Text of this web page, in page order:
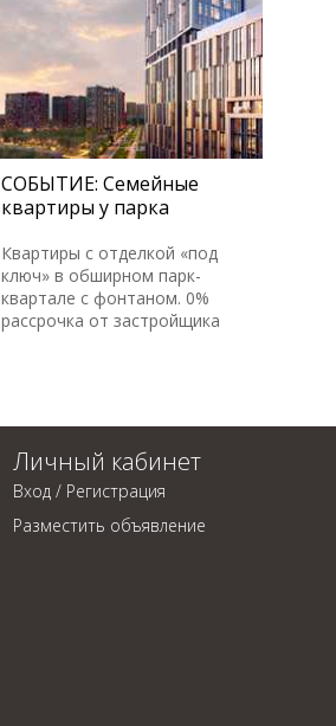
СОБЫТИЕ: Семейные
квартиры у парка
Квартиры с отделкой «под
ключ» в обширном парк-
квартале с фонтаном. 0%
рассрочка от застройщика
Личный кабинет
Вход / Регистрация
Разместить объявление